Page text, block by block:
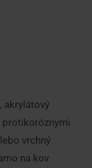
akrylátový
protikoróznymi
vrchný
na kov